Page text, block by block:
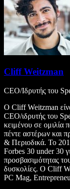
Cliff Weitzman
CEO/Ιδρυτής του
Ο Cliff Weitzman
CEO/ιδρυτής του
κειμένου σε ομιλία
πέντε αστέρων και
& Περιοδικά. Το
Forbes 30 under 30
προσβασιμότητας
δυσκολίες. Ο Cliff
PC Mag,